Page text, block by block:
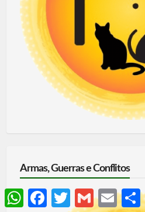
Armas, Guerras e Conflitos
WhatsAppFacebookTwitter Gmail Email